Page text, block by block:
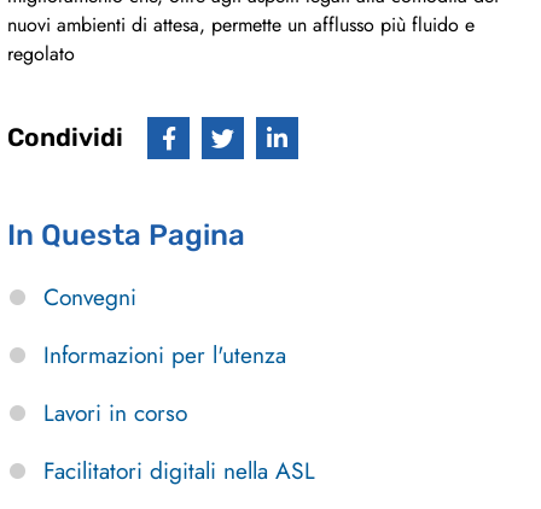
nuovi ambienti di attesa, permette un afflusso più fluido e
regolato
Condividi
In Questa Pagina
Convegni
Informazioni per l'utenza
Lavori in corso
Facilitatori digitali nella ASL